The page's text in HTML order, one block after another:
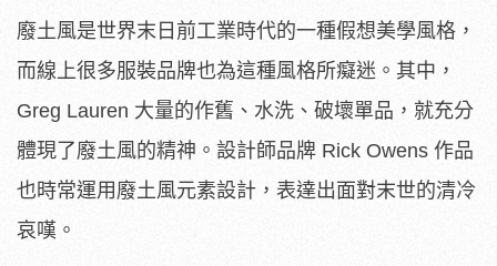
廢土風是世界末日前工業時代的一種假想美學風格，
而線上很多服裝品牌也為這種風格所癡迷。其中，
Greg Lauren 大量的作舊、水洗、破壞單品，就充分
體現了廢土風的精神。設計師品牌 Rick Owens 作品
也時常運用廢土風元素設計，表達出面對末世的清冷
哀嘆。